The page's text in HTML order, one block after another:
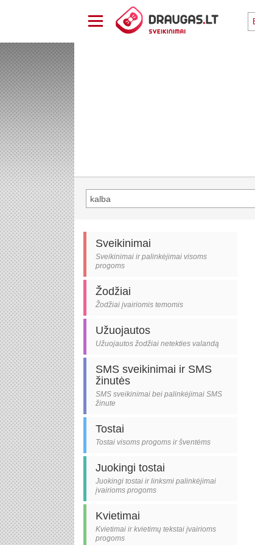
Sveikinimai
Sveikinimai ir palinkėjimai visoms
progoms
Žodžiai
Žodžiai įvairiomis temomis
Užuojautos
Užuojautos žodžiai netekties valandą
SMS sveikinimai ir SMS
žinutės
SMS sveikinimai bei palinkėjimai SMS
žinute
Tostai
Tostai visoms progoms ir šventėms
Juokingi tostai
Juokingi tostai ir linksmi palinkėjimai
įvairioms progoms
Kvietimai
Kvietimai ir kvietimų tekstai įvairioms
progoms